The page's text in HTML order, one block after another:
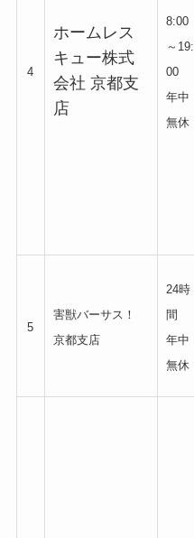
4
ホームレス
キュー株式
会社 京都支
店
8:00
～19:
00
年中
無休
5
害獣バーサス！
京都支店
24時
間
年中
無休